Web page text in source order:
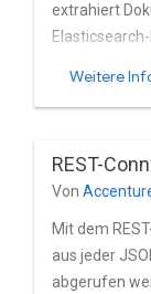
extrahiert
Abrufen von
Weitere
REST-
Von
Mit dem
aus jeder
abgerufen